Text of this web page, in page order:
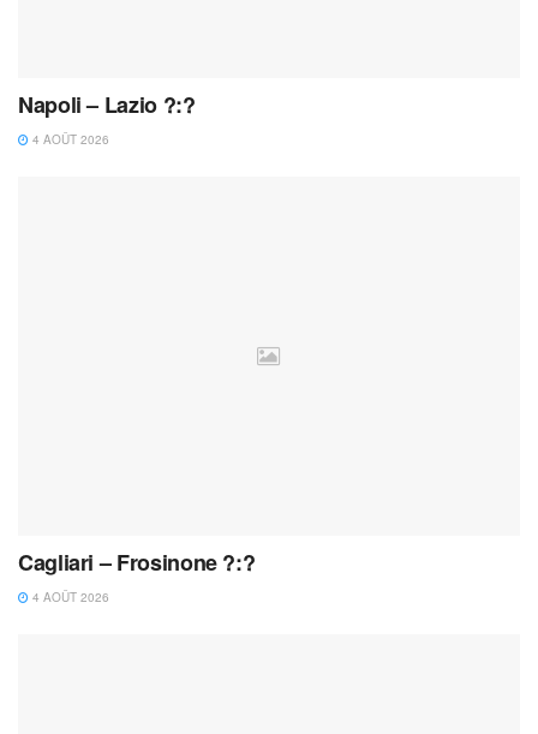
Napoli – Lazio ?:?
4 AOÛT 2026
Cagliari – Frosinone ?:?
4 AOÛT 2026